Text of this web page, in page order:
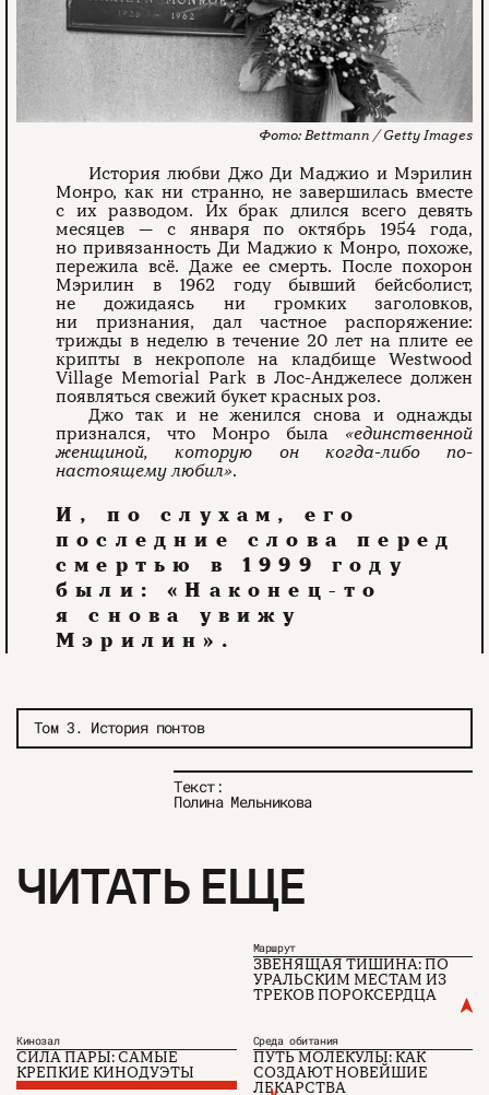
Том 3. История понтов
Текст:
Полина Мельникова
Bettmann / Getty Images
История любви Джо Ди Маджио и Мэрилин
Монро, как ни странно, не завершилась вместе
с их разводом. Их брак длился всего девять
месяцев — с января по октябрь 1954 года,
но привязанность Ди Маджио к Монро, похоже,
пережила всё. Даже ее смерть. После похорон
Мэрилин в 1962 году бывший бейсболист,
не дожидаясь ни громких заголовков,
ни признания, дал частное распоряжение:
трижды в неделю в течение 20 лет на плите ее
крипты в некрополе на кладбище Westwood
Village Memorial Park в Лос-Анджелесе должен
появляться свежий букет красных роз.
Джо так и не женился снова и однажды
признался, что Монро была «единственной
женщиной, которую он когда-либо по-
настоящему любил».
И, по слухам, его
последние слова перед
смертью в 1999 году
были: «Наконец-то
я снова увижу
Мэрилин».
ЧИТАТЬ ЕЩЕ
Маршрут
ЗВЕНЯЩАЯ ТИШИНА: ПО
УРАЛЬСКИМ МЕСТАМ ИЗ
ТРЕКОВ ПОРОКСЕРДЦА
Кинозал
СИЛА ПАРЫ: САМЫЕ
КРЕПКИЕ КИНОДУЭТЫ
Среда обитания
ПУТЬ МОЛЕКУЛЫ: КАК
СОЗДАЮТ НОВЕЙШИЕ
ЛЕКАРСТВА